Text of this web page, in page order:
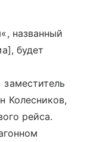
названный
будет
Колесников,
рейса.